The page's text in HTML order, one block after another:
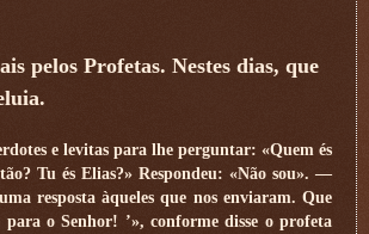
pelos Profetas. Nestes dias, que
e levitas para lhe perguntar: «Quem és
Tu és Elias?» Respondeu: «Não sou». —
resposta àqueles que nos enviaram. Que
o Senhor! ’», conforme disse o profeta